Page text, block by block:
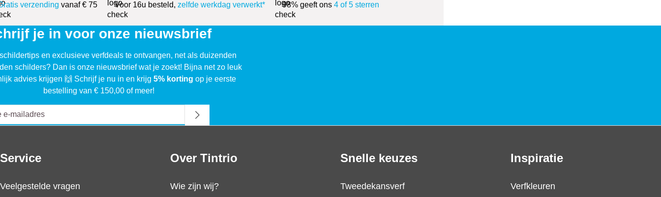
verzending vanaf € 75 Voor 16u besteld, zelfde werkdag verwerkt* 98% geeft ons 4 of 5 sterren
je in voor onze nieuwsbrief
en exclusieve verfdeals te ontvangen, net als duizenden
schilders? Dan is onze nieuwsbrief wat je zoekt! Bijna net zo leuk
advies krijgen 🙌 Schrijf je nu in en krijg5% korting op je eerste
bestelling van € 150,00 of meer!
Service
Veelgestelde vragen
Over Tintrio
Wie zijn wij?
Snelle keuzes
Tweedekansverf
Inspiratie
Verfkleuren